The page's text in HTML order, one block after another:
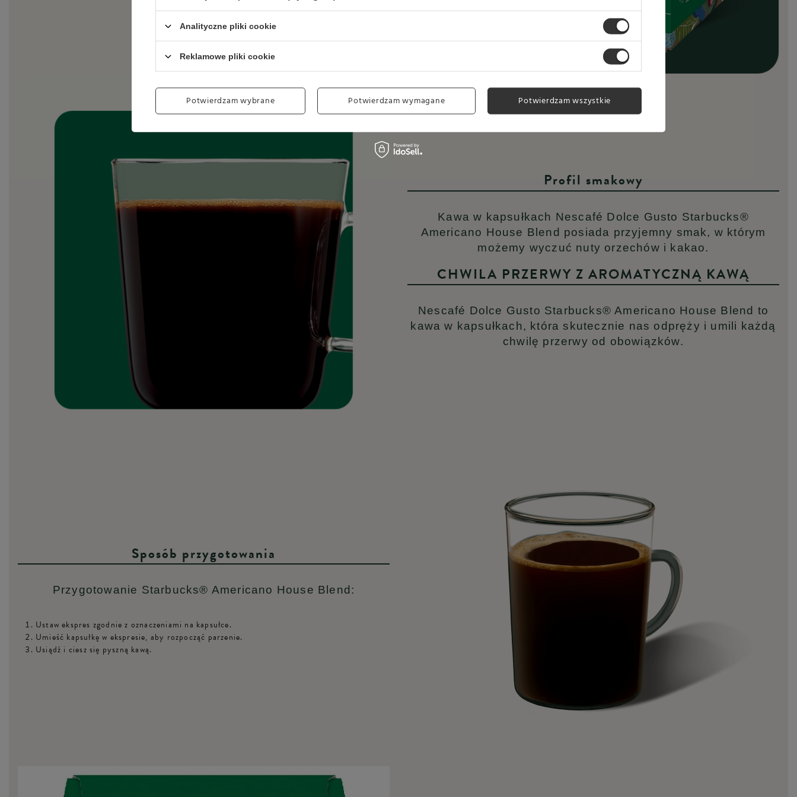
Profil smakowy
Kawa w kapsułkach Nescafé Dolce Gusto Starbucks®
Americano House Blend posiada przyjemny smak, w którym
możemy wyczuć nuty orzechów i kakao.
CHWILA PRZERWY Z AROMATYCZNĄ KAWĄ
Nescafé Dolce Gusto Starbucks® Americano House Blend to
kawa w kapsułkach, która skutecznie nas odpręży i umili każdą
chwilę przerwy od obowiązków.
Sposób przygotowania
Przygotowanie Starbucks® Americano House Blend:
Ustaw ekspres zgodnie z oznaczeniami na kapsułce.
Umieść kapsułkę w ekspresie, aby rozpocząć parzenie.
Usiądź i ciesz się pyszną kawą.
Analityczne pliki cookie
Reklamowe pliki cookie
Potwierdzam wybrane Potwierdzam wymagane Potwierdzam wszystkie